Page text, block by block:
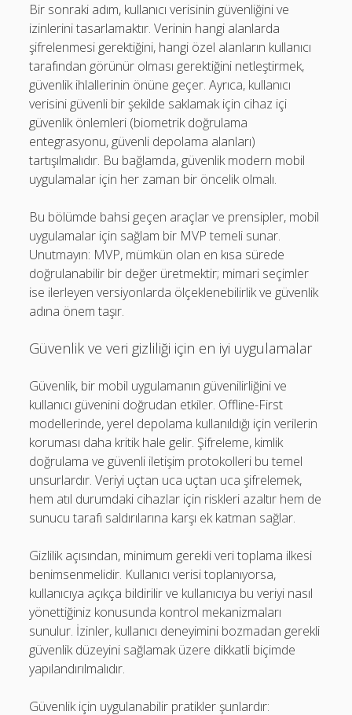
Bir sonraki adım, kullanıcı verisinin güvenliğini ve
izinlerini tasarlamaktır. Verinin hangi alanlarda
şifrelenmesi gerektiğini, hangi özel alanların kullanıcı
tarafından görünür olması gerektiğini netleştirmek,
güvenlik ihlallerinin önüne geçer. Ayrıca, kullanıcı
verisini güvenli bir şekilde saklamak için cihaz içi
güvenlik önlemleri (biometrik doğrulama
entegrasyonu, güvenli depolama alanları)
tartışılmalıdır. Bu bağlamda, güvenlik modern mobil
uygulamalar için her zaman bir öncelik olmalı.
Bu bölümde bahsi geçen araçlar ve prensipler, mobil
uygulamalar için sağlam bir MVP temeli sunar.
Unutmayın: MVP, mümkün olan en kısa sürede
doğrulanabilir bir değer üretmektir; mimari seçimler
ise ilerleyen versiyonlarda ölçeklenebilirlik ve güvenlik
adına önem taşır.
Güvenlik ve veri gizliliği için en iyi uygulamalar
Güvenlik, bir mobil uygulamanın güvenilirliğini ve
kullanıcı güvenini doğrudan etkiler. Offline-First
modellerinde, yerel depolama kullanıldığı için verilerin
koruması daha kritik hale gelir. Şifreleme, kimlik
doğrulama ve güvenli iletişim protokolleri bu temel
unsurlardır. Veriyi uçtan uca uçtan uca şifrelemek,
hem atıl durumdaki cihazlar için riskleri azaltır hem de
sunucu tarafı saldırılarına karşı ek katman sağlar.
Gizlilik açısından, minimum gerekli veri toplama ilkesi
benimsenmelidir. Kullanıcı verisi toplanıyorsa,
kullanıcıya açıkça bildirilir ve kullanıcıya bu veriyi nasıl
yönettiğiniz konusunda kontrol mekanizmaları
sunulur. İzinler, kullanıcı deneyimini bozmadan gerekli
güvenlik düzeyini sağlamak üzere dikkatli biçimde
yapılandırılmalıdır.
Güvenlik için uygulanabilir pratikler şunlardır: